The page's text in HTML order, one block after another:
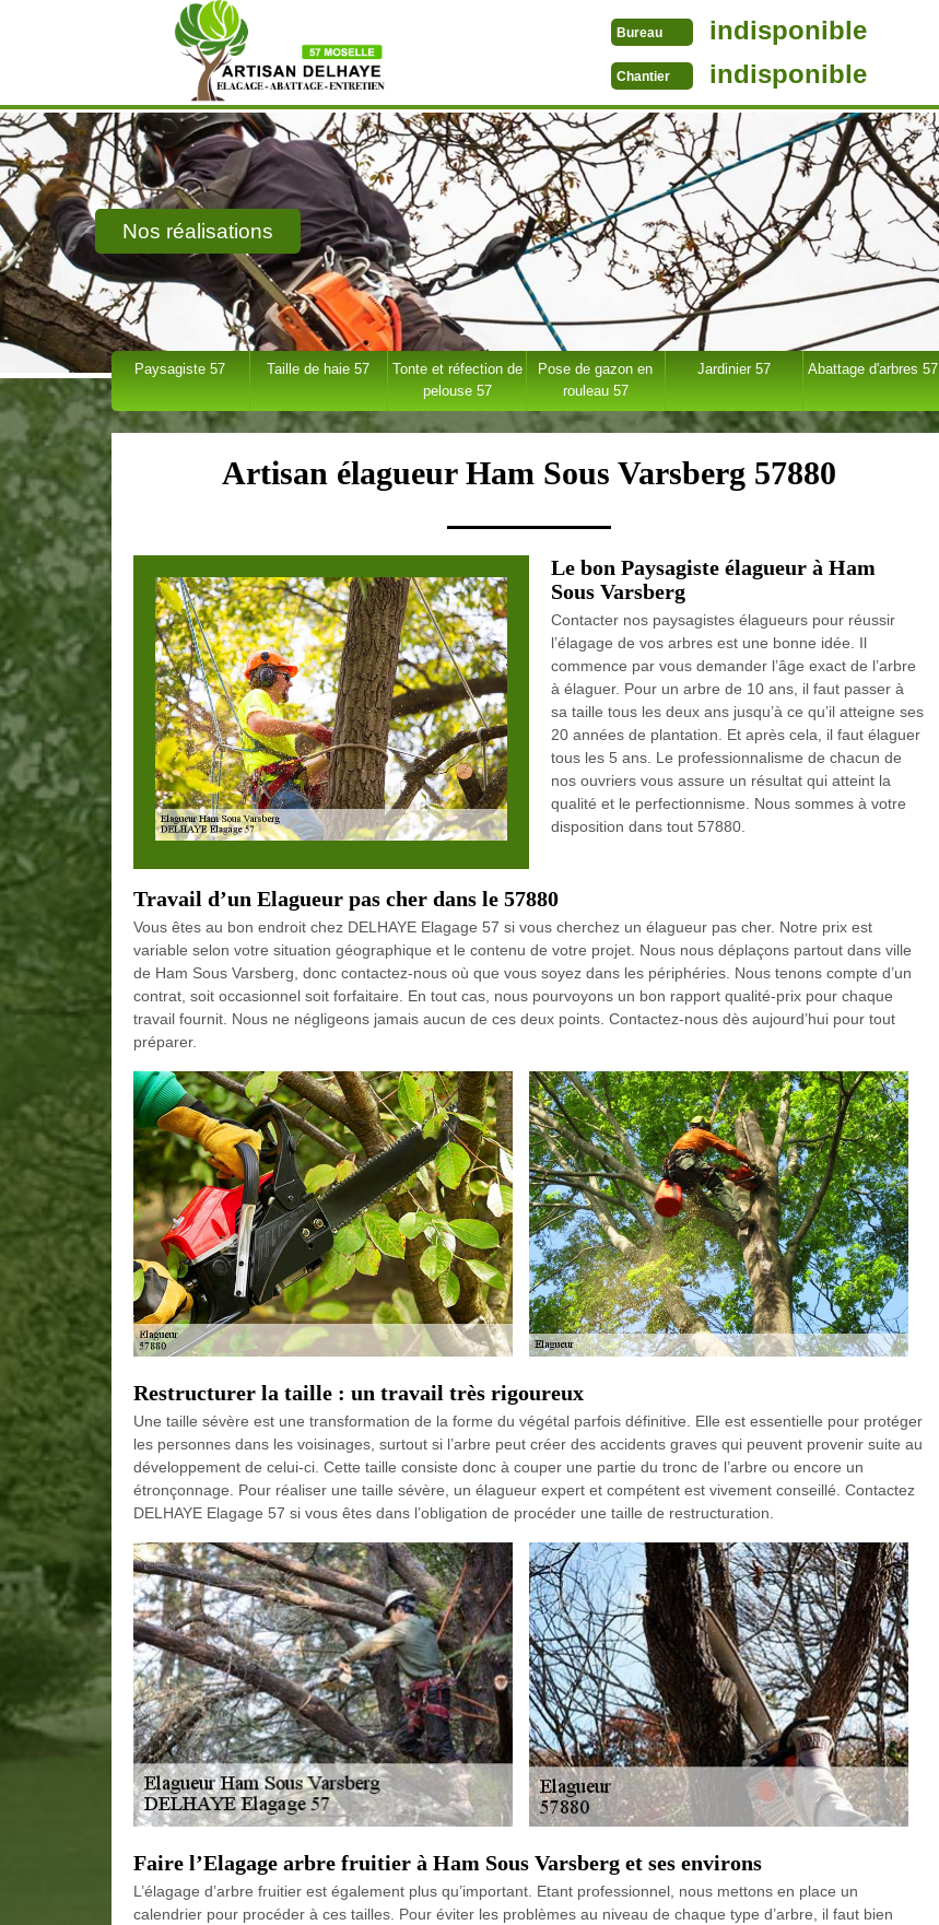
Bureau indisponible
Chantier indisponible
Nos réalisations
Paysagiste 57 Taille de haie 57
Tonte et réfection de
pelouse 57
Pose de gazon en
rouleau 57
Jardinier 57 Abattage d'arbres 57
Artisan élagueur Ham Sous Varsberg 57880
Le bon Paysagiste élagueur à Ham
Sous Varsberg
Contacter nos paysagistes élagueurs pour réussir
l’élagage de vos arbres est une bonne idée. Il
commence par vous demander l’âge exact de l’arbre
à élaguer. Pour un arbre de 10 ans, il faut passer à
sa taille tous les deux ans jusqu’à ce qu’il atteigne ses
20 années de plantation. Et après cela, il faut élaguer
tous les 5 ans. Le professionnalisme de chacun de
nos ouvriers vous assure un résultat qui atteint la
qualité et le perfectionnisme. Nous sommes à votre
disposition dans tout 57880.
Travail d’un Elagueur pas cher dans le 57880
Vous êtes au bon endroit chez DELHAYE Elagage 57 si vous cherchez un élagueur pas cher. Notre prix est
variable selon votre situation géographique et le contenu de votre projet. Nous nous déplaçons partout dans ville
de Ham Sous Varsberg, donc contactez-nous où que vous soyez dans les périphéries. Nous tenons compte d’un
contrat, soit occasionnel soit forfaitaire. En tout cas, nous pourvoyons un bon rapport qualité-prix pour chaque
travail fournit. Nous ne négligeons jamais aucun de ces deux points. Contactez-nous dès aujourd’hui pour tout
préparer.
Restructurer la taille : un travail très rigoureux
Une taille sévère est une transformation de la forme du végétal parfois définitive. Elle est essentielle pour protéger
les personnes dans les voisinages, surtout si l’arbre peut créer des accidents graves qui peuvent provenir suite au
développement de celui-ci. Cette taille consiste donc à couper une partie du tronc de l’arbre ou encore un
étronçonnage. Pour réaliser une taille sévère, un élagueur expert et compétent est vivement conseillé. Contactez
DELHAYE Elagage 57 si vous êtes dans l’obligation de procéder une taille de restructuration.
Faire l’Elagage arbre fruitier à Ham Sous Varsberg et ses environs
L’élagage d’arbre fruitier est également plus qu’important. Etant professionnel, nous mettons en place un
calendrier pour procéder à ces tailles. Pour éviter les problèmes au niveau de chaque type d’arbre, il faut bien